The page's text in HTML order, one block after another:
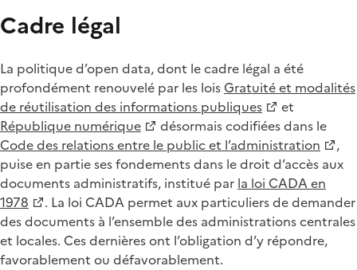
Cadre légal
La politique d’open data, dont le cadre légal a été
profondément renouvelé par les loisGratuité et modalités
de réutilisation des informations publiques
et
République numérique
désormais codifiées dans le
Code des relations entre le public et l’administration
,
puise en partie ses fondements dans le droit d’accès aux
documents administratifs, institué par la loi CADA en
1978
. La loi CADA permet aux particuliers de demander
des documents à l’ensemble des administrations centrales
et locales. Ces dernières ont l’obligation d’y répondre,
favorablement ou défavorablement.